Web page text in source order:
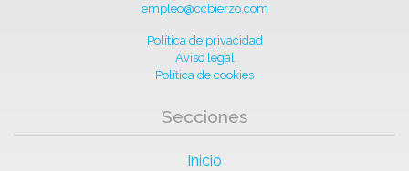
empleo@ccbierzo.com
Política de privacidad
Aviso legal
Política de cookies
Secciones
Inicio